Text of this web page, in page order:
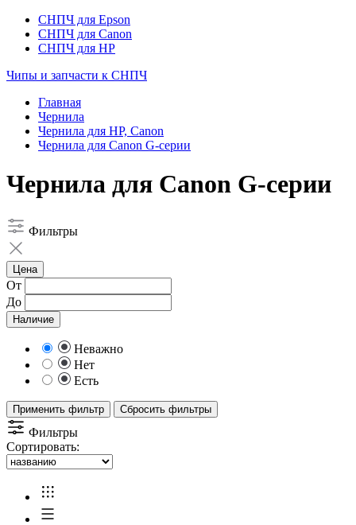
СНПЧ для Epson
СНПЧ для Canon
СНПЧ для HP
Чипы и запчасти к СНПЧ
Главная
Чернила
Чернила для HP, Canon
Чернила для Canon G-серии
Чернила для Canon G-серии
Фильтры
Цена
От
До
Наличие
Неважно
Нет
Есть
Применить фильтр Сбросить фильтры
Фильтры
Сортировать: